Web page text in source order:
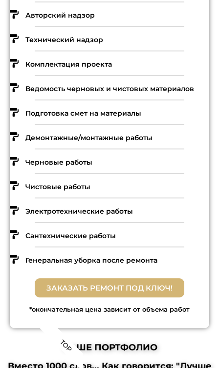
Авторский надзор
Технический надзор
Комплектация проекта
Ведомость черновых и чистовых материалов
Подготовка смет на материалы
Демонтажные/монтажные работы
Черновые работы
Чистовые работы
Электротехнические работы
Сантехнические работы
Генеральная уборка после ремонта
ЗАКАЗАТЬ РЕМОНТ ПОД КЛЮЧ!
*окончательная цена зависит от объема работ
TOP
НАШЕ ПОРТФОЛИО